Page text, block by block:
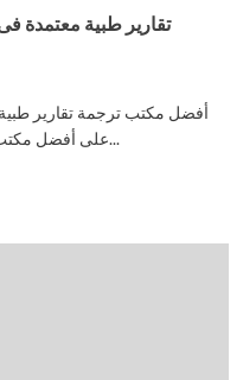
تقارير طبية معتمدة
أفضل مكتب ترجمة تقارير
على أفضل مكتب ترجمة تقارير طبية فى السعودية؟ إن...